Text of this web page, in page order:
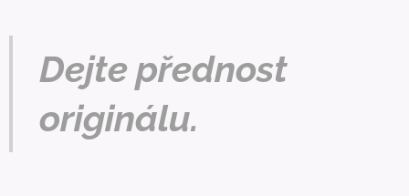
Dejte přednost
originálu.